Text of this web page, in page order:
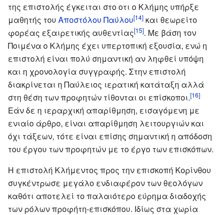
της επιστολής έγκειται στο οτι ο Κλήμης υπήρξε
μαθητής του Αποστόλου Παύλου[14] και θεωρείτο
φορέας εξαιρετικής αυθεντίας[15]. Με βάση τον
Ποιμένα ο Κλήμης έχει υπερτοπική εξουσία, ενώ η
επιστολή είναι πολύ σημαντική αν ληφθεί υπόψη
και η χρονολογία συγγραφής. Στην επιστολή
διακρίνεται η Παύλειος ιερατική κατάταξη αλλά
στη θέση των προφητών τίθονται οι επίσκοποι.[16]
Εάν δε η ιεραρχική απαρίθμηση, εισαγόμενη με
ενιαίο άρθρο, είναι απαρίθμηση λειτουργιών και
όχι τάξεων, τότε είναι επίσης σημαντική η απόδοση
του έργου των προφητών με το έργο των επισκόπων.
Η επιστολή Κλήμεντος προς την επισκοπή Κορίνθου
συγκέντρωσε μεγάλο ενδιαφέρον των θεολόγων
καθότι αποτελεί το παλαιότερο εύρημα διαδοχής
των ρόλων προφήτη-επισκόπου. Ιδίως στα χωρία